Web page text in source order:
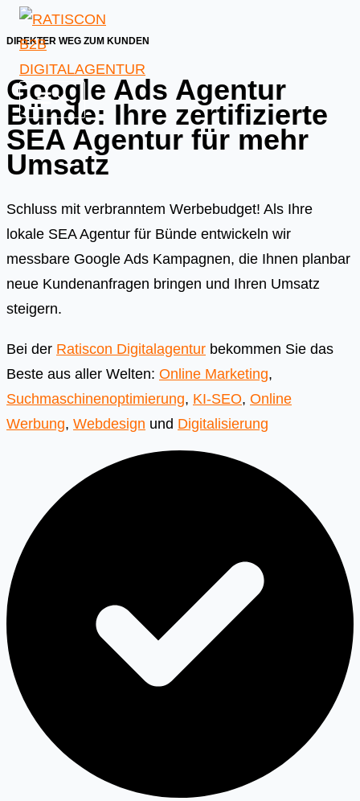
Skip
to
content
DIREKTER WEG ZUM KUNDEN
Google Ads Agentur
Bünde: Ihre zertifizierte
SEA Agentur für mehr
Umsatz
Schluss mit verbranntem Werbebudget! Als Ihre
lokale SEA Agentur für Bünde entwickeln wir
messbare Google Ads Kampagnen, die Ihnen planbar
neue Kundenanfragen bringen und Ihren Umsatz
steigern.
Bei der Ratiscon Digitalagentur bekommen Sie das
Beste aus aller Welten: Online Marketing,
Suchmaschinenoptimierung, KI-SEO, Online
Werbung, Webdesign und Digitalisierung